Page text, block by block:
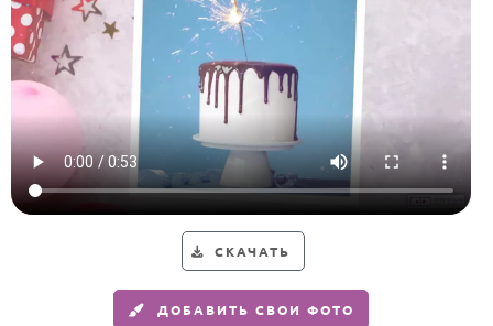
Стихи и тексты
ПРАЗДНИКИ
С Днем рождения
Юбилей
Свадьба
Годовщина свадьбы
Календарь праздников
ОТЗЫВЫ
СКАЧАТЬ
ДОБАВИТЬ СВОИ ФОТО